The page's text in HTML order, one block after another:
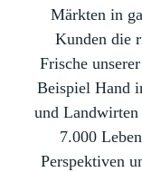
Märkten in
Kunden die
Frische
Beispiel Hand
und Landwirten
7.000
Perspektiven